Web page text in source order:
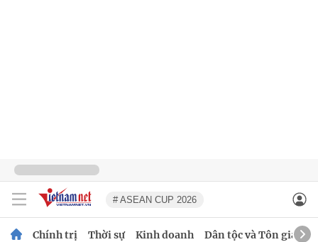
# ASEAN CUP 2026
Chính trị Thời sự Kinh doanh Dân tộc và Tôn giáo